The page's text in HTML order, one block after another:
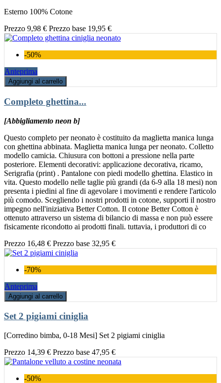
Esterno 100% Cotone
Prezzo 9,98 € Prezzo base 19,95 €
-50%
Anteprima
Aggiungi al carrello
Completo ghettina...
[Abbigliamento neon b]
Questo completo per neonato è costituito da maglietta manica lunga
con ghettina abbinata. Maglietta manica lunga per neonato. Colletto
modello camicia. Chiusura con bottoni a pressione nella parte
posteriore. Elementi decorativi: applicazione decorativa, ricamo,
Serigrafia (print) . Pantalone con piedi modello ghettina. Elastico in
vita. Questo modello nelle taglie più grandi (da 6-9 alla 18 mesi) non
presenta i piedini al fine di agevolare i movimenti e rendere l'articolo
più comodo. Scegliendo i nostri prodotti in cotone, supporti il nostro
impegno nell'iniziativa Better Cotton. Il cotone Better Cotton è
ottenuto attraverso un sistema di bilancio di massa e non può essere
fisicamente ricondotto ai prodotti finali. tuttavia, i produttori di co
Prezzo 16,48 € Prezzo base 32,95 €
-70%
Anteprima
Aggiungi al carrello
Set 2 pigiami ciniglia
[Corredino bimba, 0-18 Mesi] Set 2 pigiami ciniglia
Prezzo 14,39 € Prezzo base 47,95 €
-50%